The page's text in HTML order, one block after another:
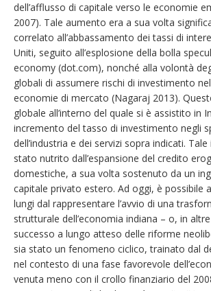
dell’afflusso di capitale verso le economie
2007). Tale aumento era a sua volta
correlato all’abbassamento dei tassi di
Uniti, seguito all’esplosione della bolla
economy (dot.com), nonché alla volontà
globali di assumere rischi di investimento
economie di mercato (Nagaraj 2013).
globale all’interno del quale si è assistito in
incremento del tasso di investimento negli
dell’industria e dei servizi sopra indicati.
stato nutrito dall’espansione del credito
domestiche, a sua volta sostenuto da un
capitale privato estero. Ad oggi, è possibile
lungi dal rappresentare l’avvio di una
strutturale dell’economia indiana – o, in
successo a lungo atteso delle riforme
sia stato un fenomeno ciclico, trainato dal
nel contesto di una fase favorevole
venuta meno con il crollo finanziario del